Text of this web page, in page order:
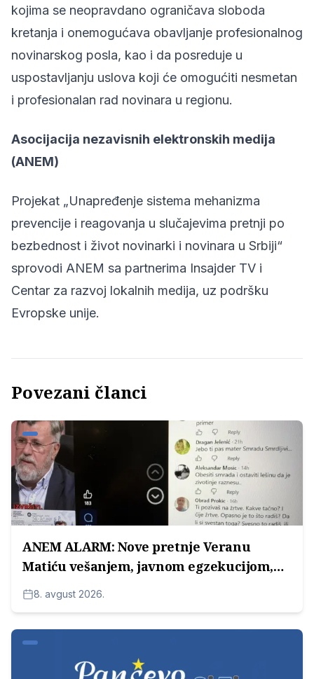
kojima se neopravdano ograničava sloboda
kretanja i onemogućava obavljanje profesionalnog
novinarskog posla, kao i da posreduje u
uspostavljanju uslova koji će omogućiti nesmetan
i profesionalan rad novinara u regionu.
Asocijacija nezavisnih elektronskih medija
(ANEM)
Projekat „Unapređenje sistema mehanizma
prevencije i reagovanja u slučajevima pretnji po
bezbednost i život novinarki i novinara u Srbiji“
sprovodi ANEM sa partnerima Insajder TV i
Centar za razvoj lokalnih medija, uz podršku
Evropske unije.
Povezani članci
ANEM ALARM: Nove pretnje Veranu
Matiću vešanjem, javnom egzekucijom,
žrtvovanjem...
8. avgust 2026.